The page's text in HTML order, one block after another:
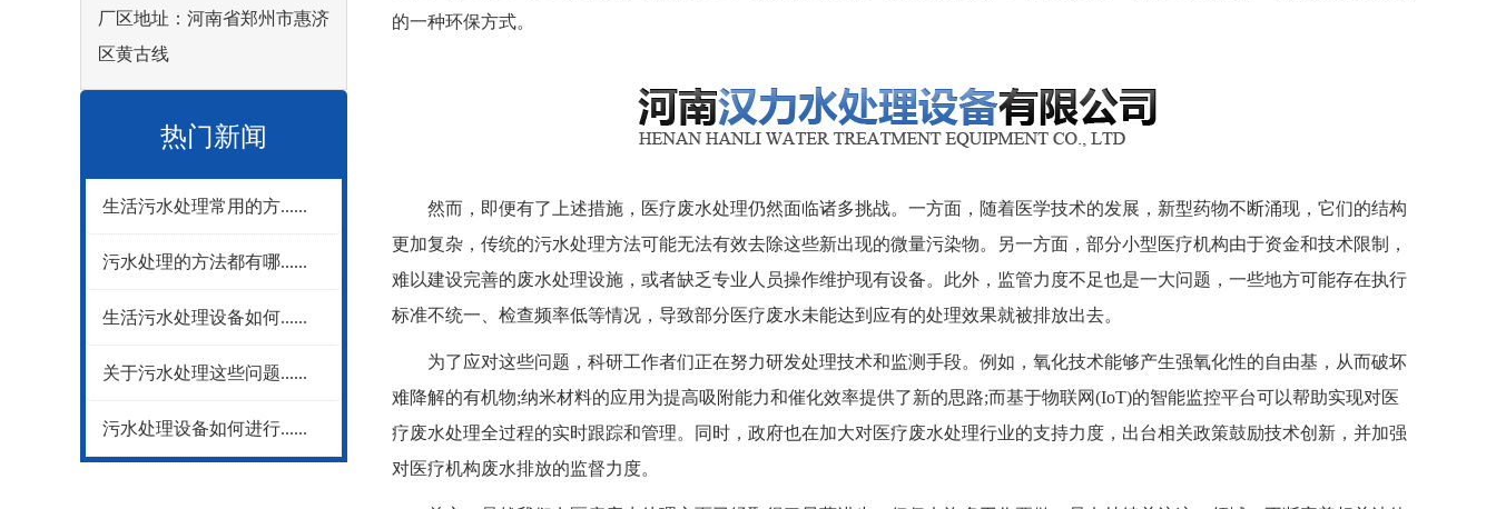
厂区地址：河南省郑州市惠济
区黄古线
热门新闻
生活污水处理常用的方......
污水处理的方法都有哪......
生活污水处理设备如何......
关于污水处理这些问题......
污水处理设备如何进行......
的一种环保方式。
然而，即便有了上述措施，医疗废水处理仍然面临诸多挑战。一方面，随着医学技术的发展，新型药物不断涌现，它们的结构
更加复杂，传统的污水处理方法可能无法有效去除这些新出现的微量污染物。另一方面，部分小型医疗机构由于资金和技术限制，
难以建设完善的废水处理设施，或者缺乏专业人员操作维护现有设备。此外，监管力度不足也是一大问题，一些地方可能存在执行
标准不统一、检查频率低等情况，导致部分医疗废水未能达到应有的处理效果就被排放出去。
为了应对这些问题，科研工作者们正在努力研发处理技术和监测手段。例如，氧化技术能够产生强氧化性的自由基，从而破坏
难降解的有机物;纳米材料的应用为提高吸附能力和催化效率提供了新的思路;而基于物联网(IoT)的智能监控平台可以帮助实现对医
疗废水处理全过程的实时跟踪和管理。同时，政府也在加大对医疗废水处理行业的支持力度，出台相关政策鼓励技术创新，并加强
对医疗机构废水排放的监督力度。